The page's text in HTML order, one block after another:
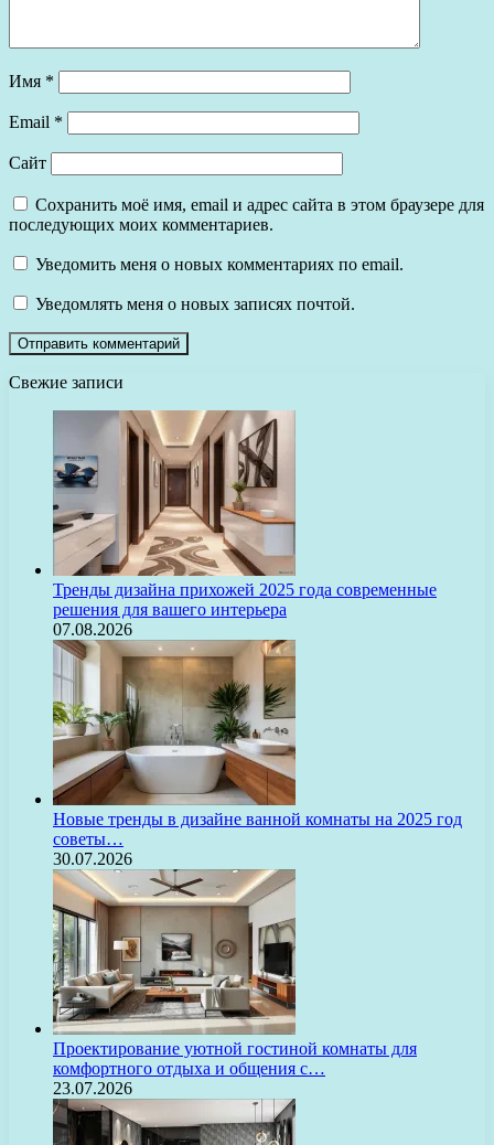
Имя *
Email *
Сайт
Сохранить моё имя, email и адрес сайта в этом браузере для
последующих моих комментариев.
Уведомить меня о новых комментариях по email.
Уведомлять меня о новых записях почтой.
Свежие записи
Тренды дизайна прихожей 2025 года современные
решения для вашего интерьера
07.08.2026
Новые тренды в дизайне ванной комнаты на 2025 год
советы…
30.07.2026
Проектирование уютной гостиной комнаты для
комфортного отдыха и общения с…
23.07.2026